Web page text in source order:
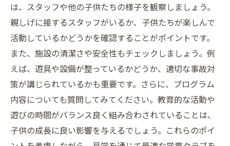
は、スタッフや他の子供たちの様子を観察しましょう。
親しげに接するスタッフがいるか、子供たちが楽しんで
活動しているかどうかを確認することがポイントです。
また、施設の清潔さや安全性もチェックしましょう。例
えば、遊具や設備が整っているかどうか、適切な事故対
策が講じられているかも重要です。さらに、プログラム
内容についても質問してみてください。教育的な活動や
遊びの時間がバランス良く組み合わされていることは、
子供の成長に良い影響を与えるでしょう。これらのポイ